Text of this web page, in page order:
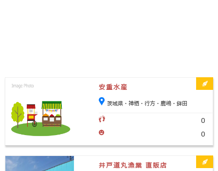
安重水産
茨城県・神栖・行方・鹿嶋・鉾田
0
0
井戸道丸漁業 直販店